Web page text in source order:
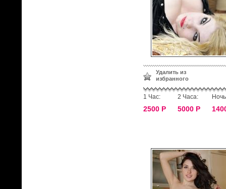
Удалить из
избранного
1 Час:
2500 Р
2 Часа:
5000 Р